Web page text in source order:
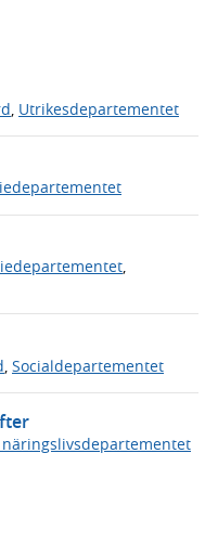
Utrikesdepartementet
,
Socialdepartementet